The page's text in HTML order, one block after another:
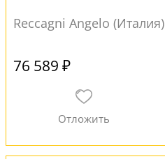
Reccagni Angelo (Италия)
76 589 ₽